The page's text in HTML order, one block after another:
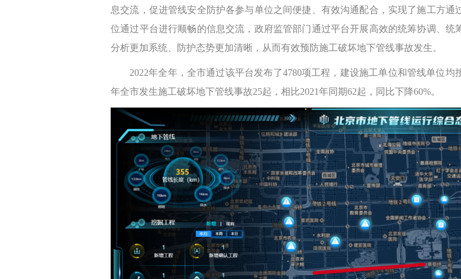
息交流，促进管线安全防护各参与单位之间便捷、有效沟通配合，实现了施工方
位通过平台进行顺畅的信息交流，政府监管部门通过平台开展高效的统筹协调、
分析更加系统、防护态势更加清晰，从而有效预防施工破坏地下管线事故发生。
2022年全年，全市通过该平台发布了4780项工程，建设施工单位和管线单位
年全市发生施工破坏地下管线事故25起，相比2021年同期62起，同比下降60%。